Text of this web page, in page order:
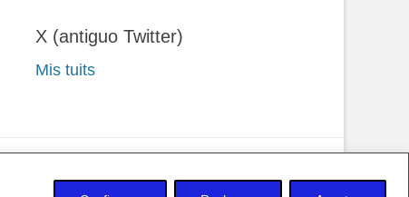
X (antiguo Twitter)
Mis tuits